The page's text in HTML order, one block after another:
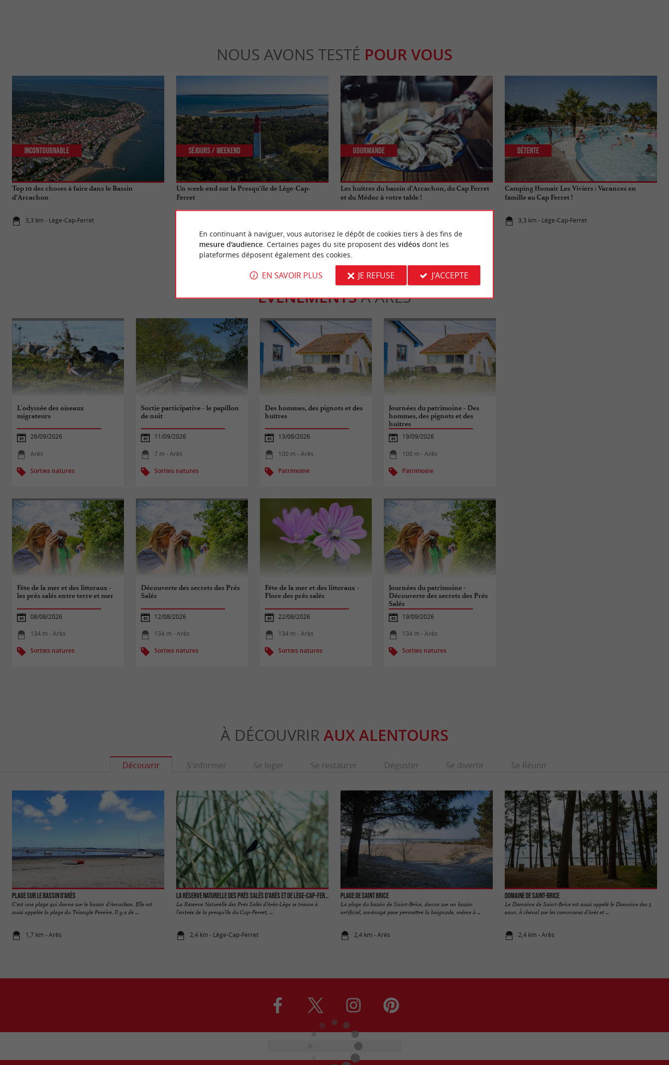
NOUS AVONS TESTÉ POUR VOUS
Top 10 des choses à faire dans le Bassin
d’Arcachon
3,3 km - Lège-Cap-Ferret
Incontournable
Un week-end sur la Presqu'île de Lège-Cap-
Ferret
Séjours / Weekend
Les huîtres du bassin d’Arcachon, du Cap Ferret
et du Médoc à votre table !
Gourmande
Camping Homair Les Viviers : Vacances en
famille au Cap Ferret !
3,3 km - Lège-Cap-Ferret
Détente
ÉVÈNEMENTSÀ ARÈS
L'odyssée des oiseaux
migrateurs
26/09/2026
Arès
Sorties natures
Sortie participative - le papillon
de nuit
11/09/2026
7 m - Arès
Sorties natures
Des hommes, des pignots et des
huîtres
13/08/2026
100 m - Arès
Patrimoine
Journées du patrimoine - Des
hommes, des pignots et des
huîtres
19/09/2026
100 m - Arès
Patrimoine
Fête de la mer et des littoraux -
les prés salés entre terre et mer
08/08/2026
134 m - Arès
Sorties natures
Découverte des secrets des Prés
Salés
12/08/2026
134 m - Arès
Sorties natures
Fête de la mer et des littoraux -
Flore des prés salés
22/08/2026
134 m - Arès
Sorties natures
Journées du patrimoine -
Découverte des secrets des Prés
Salés
19/09/2026
134 m - Arès
Sorties natures
À DÉCOUVRIR AUX ALENTOURS
Découvrir S'informer Se loger Se restaurer Déguster Se divertir Se Réunir
Plage sur le bassin d'Arès
C'est une plage qui donne sur le bassin d'Arcachon. Elle est
aussi appelée la plage du Triangle Pereire. Il y a de ...
1,7 km - Arès
La réserve naturelle des Prés Salés d'Arès et de Lège-Cap-Ferret
La Réserve Naturelle des Prés Salés d’Arès-Lège se trouve à
l’entrée de la presqu’île du Cap-Ferret, ...
2,4 km - Lège-Cap-Ferret
Plage de Saint Brice
La plage du bassin de Saint-Brice, donne sur un bassin
artificiel, aménagé pour permettre la baignade, même à ...
2,4 km - Arès
Domaine de Saint-Brice
Le Domaine de Saint-Brice est aussi appelé le Domaine des 3
eaux. À cheval sur les communes d’Arès et ...
2,4 km - Arès
En continuant à naviguer, vous autorisez le dépôt de cookies tiers à des fins de
mesure d'audience. Certaines pages du site proposent des vidéosdont les
plateformes déposent également des cookies.
EN SAVOIR PLUS JE REFUSE J'ACCEPTE